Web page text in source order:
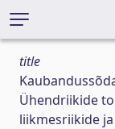
title
Ühendriikide
liikmesriikide